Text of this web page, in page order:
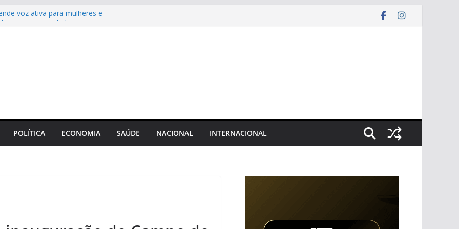
voz ativa para mulheres e
da internet no interior e uso da
ampliar serviços de saúde e educação
POLÍTICA ECONOMIA SAÚDE NACIONAL INTERNACIONAL